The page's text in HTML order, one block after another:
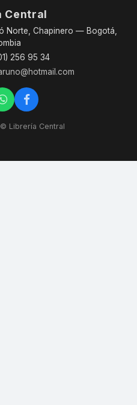
Central
Norte, Chapinero — Bogotá,
256 95 34
Librería Central